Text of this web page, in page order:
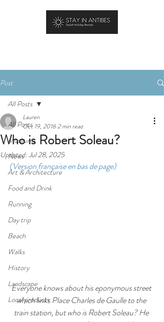
Post
All Posts
Museums
News
Art & Architecture
Food and Drink
Running
Day trip
Beach
Walks
History
Landscape
Local products
All Posts
Who is Robert Soleau?
Lauren
Oct 19, 20182 min read
Updated:Jul 28, 2025
(Version française en bas de page)
Everyone knows about his eponymous street
which links Place Charles de Gaulle to the
train station, but who is Robert Soleau? He